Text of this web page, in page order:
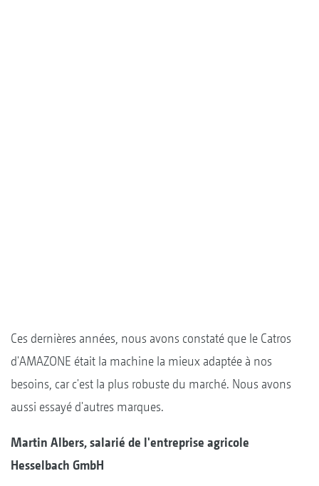
Ces dernières années, nous avons constaté que le Catros
d'AMAZONE était la machine la mieux adaptée à nos
besoins, car c'est la plus robuste du marché. Nous avons
aussi essayé d'autres marques.
Martin Albers, salarié de l'entreprise agricole
Hesselbach GmbH